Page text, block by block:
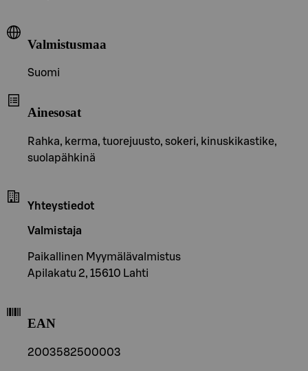
Valmistusmaa
Suomi
Ainesosat
Rahka, kerma, tuorejuusto, sokeri, kinuskikastike,
suolapähkinä
Yhteystiedot
Valmistaja
Paikallinen Myymälävalmistus
Apilakatu 2, 15610 Lahti
EAN
2003582500003